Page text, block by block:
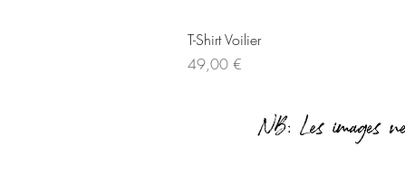
T-Shirt Voilier
Prix
49,00 €